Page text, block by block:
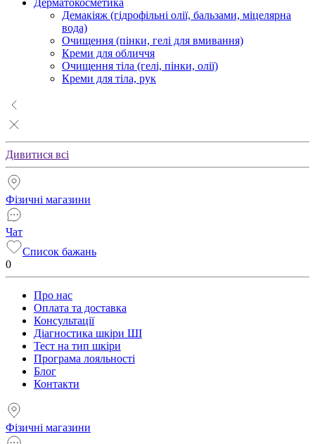
Дерматокосметика
Демакіяж (гідрофільні олії, бальзами, міцелярна
вода)
Очищення (пінки, гелі для вмивання)
Креми для обличчя
Очищення тіла (гелі, пінки, олії)
Креми для тіла, рук
Дивитися всі
Фізичні магазини
Чат
Список бажань
0
Про нас
Оплата та доставка
Консультації
Діагностика шкіри ШІ
Тест на тип шкіри
Програма лояльності
Блог
Контакти
Фізичні магазини